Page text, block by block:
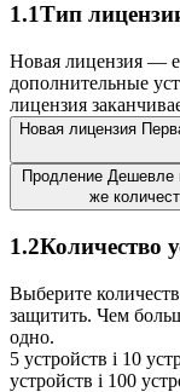
1.1Тип
Новая лицензия —
дополнительные
лицензия
Новая лицензия
Продление Дешевле
же
1.2Количество
Выберите
защитить. Чем
одно.
5 устройств i 10
устройств i 100